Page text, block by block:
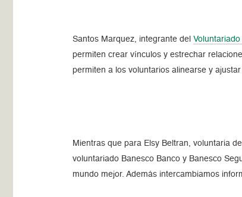
Santos Marquez, integrante del
permiten crear vínculos y estrechar
permiten a los voluntarios alinearse y
Mientras que para Elsy Beltran, voluntaria
voluntariado Banesco Banco y Banesco
mundo mejor. Además intercambiamos